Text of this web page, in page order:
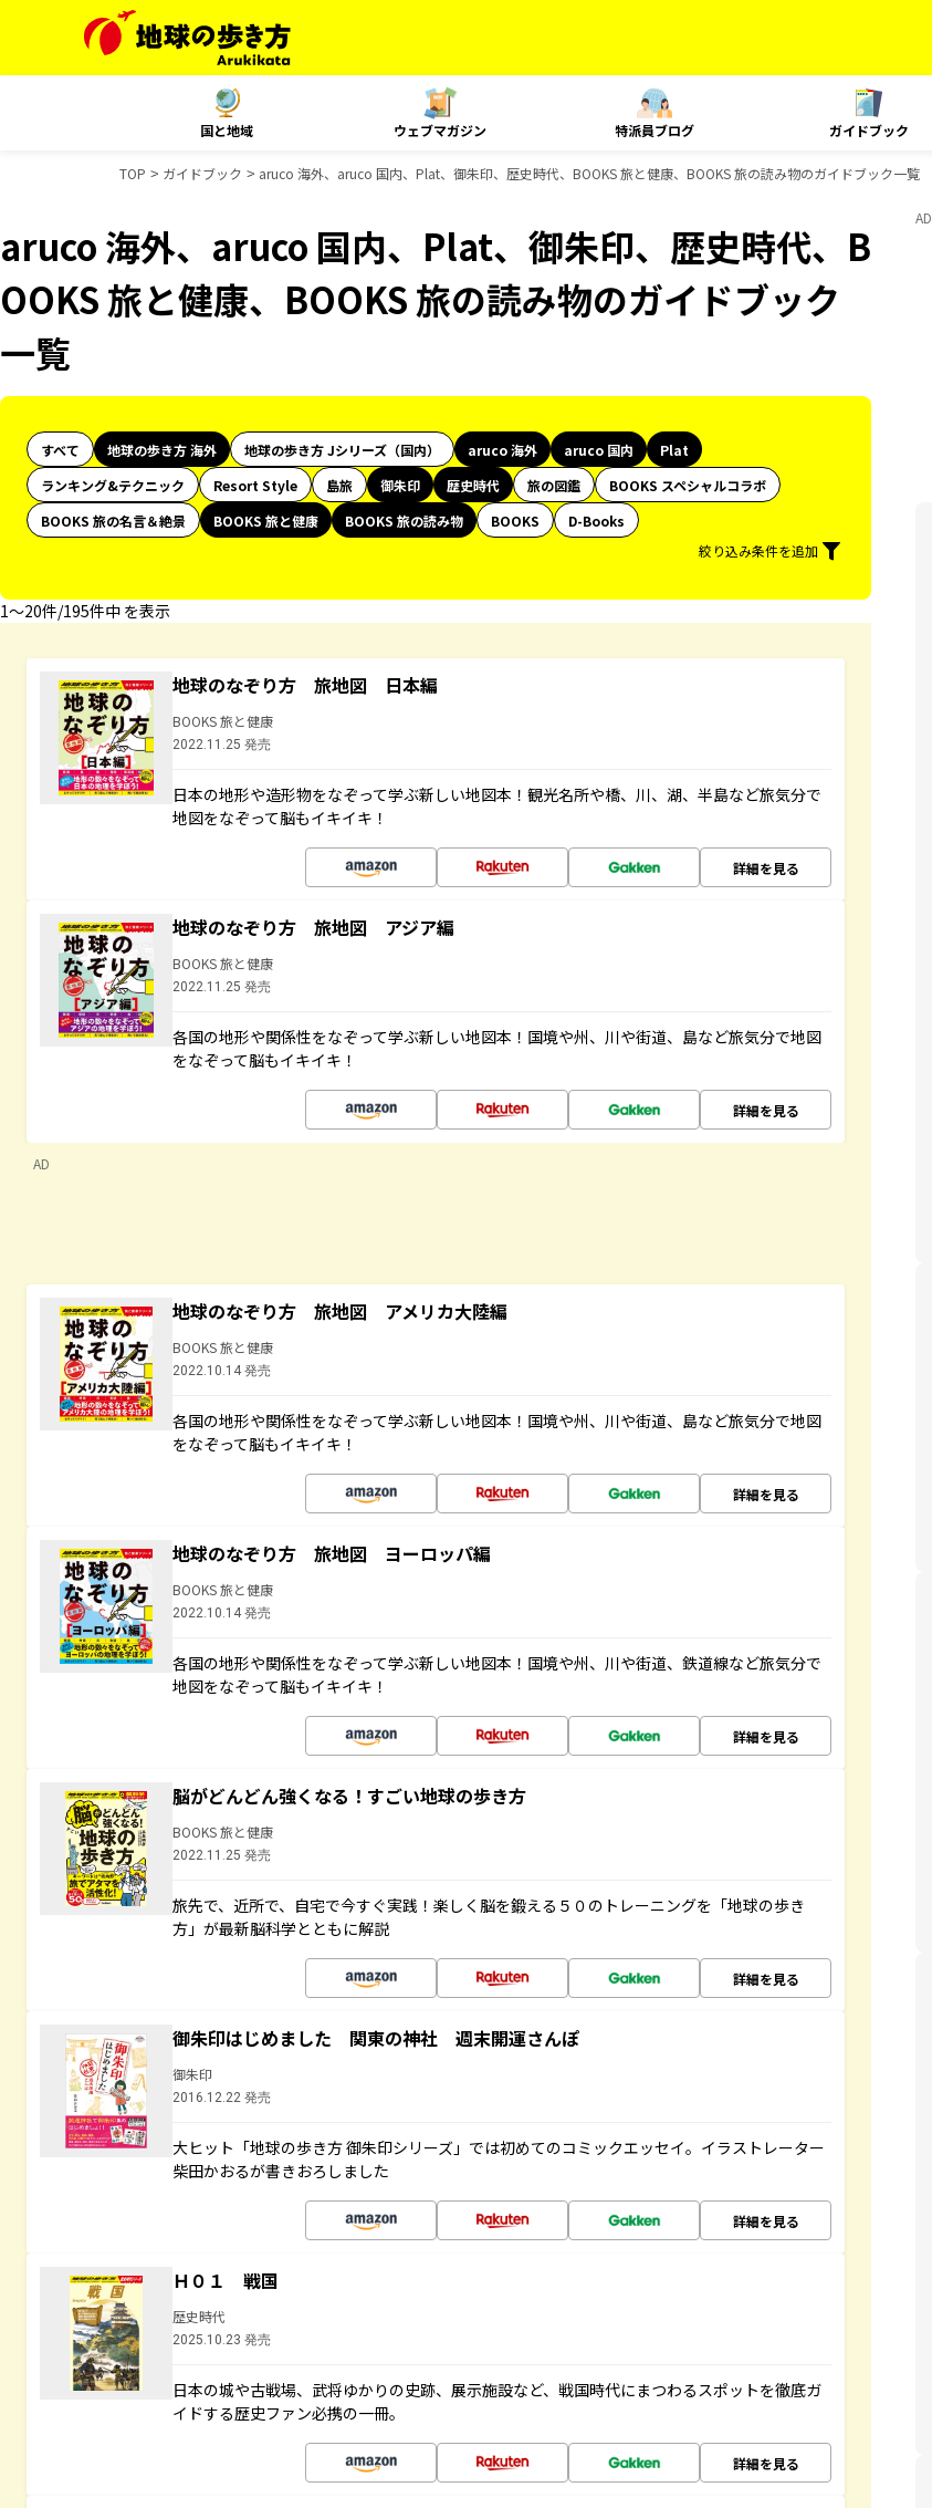
国と地域 ウェブマガジン 特派員ブログ ガイドブック
TOP ガイドブック aruco 海外、aruco 国内、Plat、御朱印、歴史時代、BOOKS 旅と健康、BOOKS 旅の読み物のガイドブック一覧
aruco 海外、aruco 国内、Plat、御朱印、歴史時代、B
OOKS 旅と健康、BOOKS 旅の読み物のガイドブック
一覧
すべて 地球の歩き方 海外 地球の歩き方 Jシリーズ（国内） aruco 海外 aruco 国内
Plat
ランキング&テクニック
Resort Style 島旅 御朱印 歴史時代 旅の図鑑
BOOKS スペシャルコラボ
BOOKS 旅の名言＆絶景
BOOKS 旅と健康 BOOKS 旅の読み物 BOOKS
D-Books
絞り込み条件を追加
1〜20件/195件中 を表示
地球のなぞり方 旅地図 日本編
BOOKS 旅と健康
2022.11.25 発売
日本の地形や造形物をなぞって学ぶ新しい地図本！観光名所や橋、川、湖、半島など旅気分で
地図をなぞって脳もイキイキ！
詳細を見る
地球のなぞり方 旅地図 アジア編
BOOKS 旅と健康
2022.11.25 発売
各国の地形や関係性をなぞって学ぶ新しい地図本！国境や州、川や街道、島など旅気分で地図
をなぞって脳もイキイキ！
詳細を見る
AD
地球のなぞり方 旅地図 アメリカ大陸編
BOOKS 旅と健康
2022.10.14 発売
各国の地形や関係性をなぞって学ぶ新しい地図本！国境や州、川や街道、島など旅気分で地図
をなぞって脳もイキイキ！
詳細を見る
地球のなぞり方 旅地図 ヨーロッパ編
BOOKS 旅と健康
2022.10.14 発売
各国の地形や関係性をなぞって学ぶ新しい地図本！国境や州、川や街道、鉄道線など旅気分で
地図をなぞって脳もイキイキ！
詳細を見る
脳がどんどん強くなる！すごい地球の歩き方
BOOKS 旅と健康
2022.11.25 発売
旅先で、近所で、自宅で今すぐ実践！楽しく脳を鍛える５０のトレーニングを「地球の歩き
方」が最新脳科学とともに解説
詳細を見る
御朱印はじめました 関東の神社 週末開運さんぽ
御朱印
2016.12.22 発売
大ヒット「地球の歩き方 御朱印シリーズ」では初めてのコミックエッセイ。イラストレーター
柴田かおるが書きおろしました
詳細を見る
Ｈ０１ 戦国
歴史時代
2025.10.23 発売
日本の城や古戦場、武将ゆかりの史跡、展示施設など、戦国時代にまつわるスポットを徹底ガ
イドする歴史ファン必携の一冊。
詳細を見る
AD